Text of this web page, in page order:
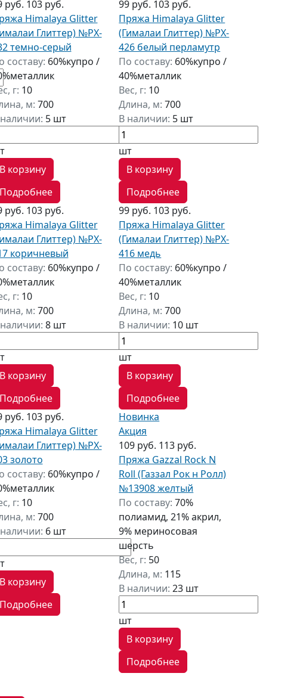
руб. 103 руб.
Himalaya Glitter
Глиттер) №PX-
темно-серый
составу: 60%купро /
г: 10
м: 700
5 шт
В корзину
Подробнее
99 руб. 103 руб.
Пряжа Himalaya Glitter
(Гималаи Глиттер) №PX-
426 белый перламутр
По составу: 60%купро /
40%металлик
Вес, г: 10
Длина, м:700
В наличии: 5 шт
шт
В корзину
Подробнее
руб. 103 руб.
Himalaya Glitter
Глиттер) №PX-
коричневый
составу: 60%купро /
г: 10
м: 700
8 шт
В корзину
Подробнее
99 руб. 103 руб.
Пряжа Himalaya Glitter
(Гималаи Глиттер) №PX-
416 медь
По составу: 60%купро /
40%металлик
Вес, г: 10
Длина, м:700
В наличии: 10 шт
шт
В корзину
Подробнее
руб. 103 руб.
Himalaya Glitter
Глиттер) №PX-
золото
составу: 60%купро /
г: 10
м: 700
6 шт
В корзину
Подробнее
Новинка
Акция
109 руб. 113 руб.
Пряжа Gazzal Rock N
Roll (Газзал Рок н Ролл)
№13908 желтый
По составу:70%
полиамид, 21% акрил,
9% мериносовая
шерсть
Вес, г: 50
Длина, м: 115
В наличии:23 шт
шт
В корзину
Подробнее